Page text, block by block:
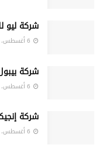
شركة ليو
شركة
شركة